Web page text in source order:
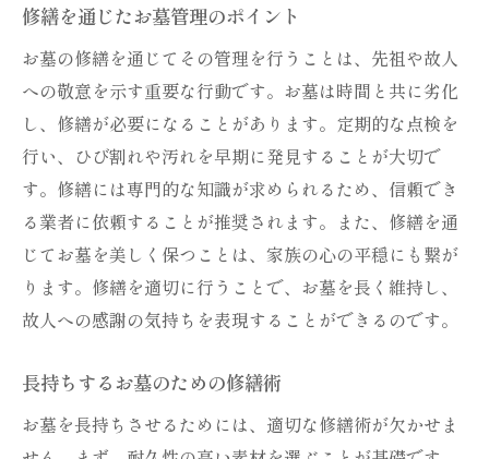
修繕で叶えるお墓の願い
家族の歴史を守る修繕方法
修繕で大切にする家族の想い
修繕を通じたお墓管理のポイント
お墓の修繕を通じてその管理を行うことは、先祖や故人
への敬意を示す重要な行動です。お墓は時間と共に劣化
し、修繕が必要になることがあります。定期的な点検を
行い、ひび割れや汚れを早期に発見することが大切で
す。修繕には専門的な知識が求められるため、信頼でき
る業者に依頼することが推奨されます。また、修繕を通
じてお墓を美しく保つことは、家族の心の平穏にも繋が
ります。修繕を適切に行うことで、お墓を長く維持し、
故人への感謝の気持ちを表現することができるのです。
長持ちするお墓のための修繕術
お墓を長持ちさせるためには、適切な修繕術が欠かせま